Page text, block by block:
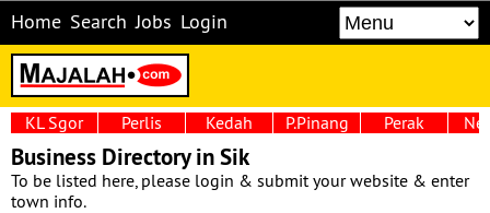
Home Search Jobs Login
KL Sgor Perlis Kedah P.Pinang Perak
Business Directory in Sik
To be listed here, please login & submit your website & enter
town info.